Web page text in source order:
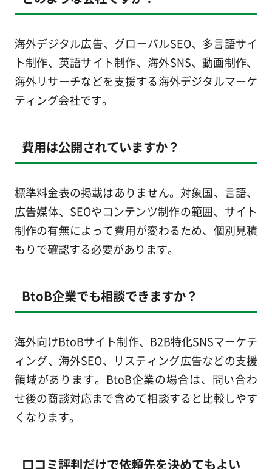
海外デジタル広告、グローバルSEO、多言語サイ
ト制作、英語サイト制作、海外SNS、動画制作、
海外リサーチなどを支援する海外デジタルマーケ
ティング会社です。
費用は公開されていますか？
標準料金表の掲載はありません。対象国、言語、
広告媒体、SEOやコンテンツ制作の範囲、サイト
制作の有無によって費用が変わるため、個別見積
もりで確認する必要があります。
BtoB企業でも相談できますか？
海外向けBtoBサイト制作、B2B特化SNSマーケテ
ィング、海外SEO、リスティング広告などの支援
領域があります。BtoB企業の場合は、問い合わ
せ後の商談対応まで含めて相談すると比較しやす
くなります。
口コミ評判だけで依頼先を決めてもよい